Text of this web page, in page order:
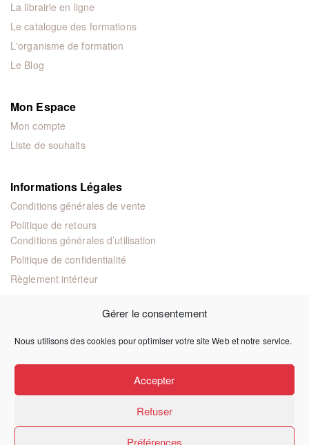
Gérer le consentement
Nous utilisons des cookies pour optimiser votre site Web et notre service.
Accepter
Refuser
Préférences
La librairie en ligne
Le catalogue des formations
L'organisme de formation
Le Blog
Mon Espace
Mon compte
Liste de souhaits
Informations Légales
Conditions générales de vente
Politique de retours
Conditions générales d’utilisation
Politique de confidentialité
Règlement intérieur
© 2024 Éditions juridiques et techniques